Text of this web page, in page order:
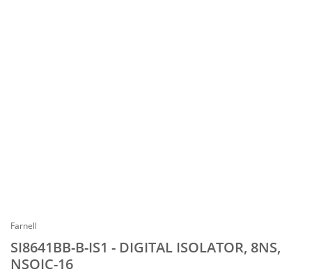
Farnell
SI8641BB-B-IS1 - DIGITAL ISOLATOR, 8NS,
NSOIC-16